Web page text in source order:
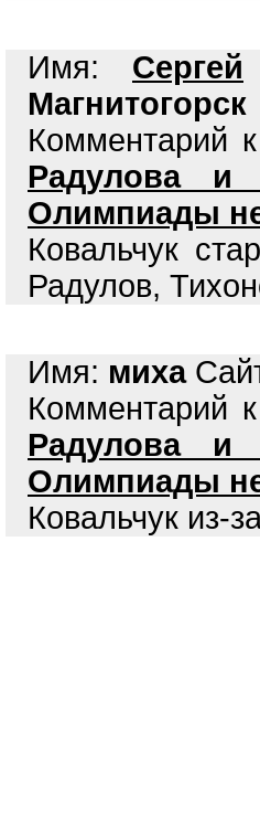
Имя: Сергей
Магнитогорск
Комментарий
Радулова и
Олимпиады
Ковальчук
Радулов,
Имя: миха
Комментарий
Радулова и
Олимпиады
Ковальчук из-